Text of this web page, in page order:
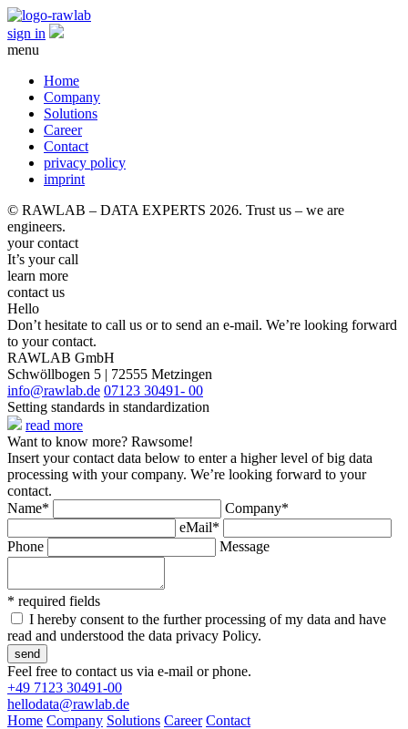
sign in
menu
Home
Company
Solutions
Career
Contact
privacy policy
imprint
© RAWLAB – DATA EXPERTS 2026. Trust us – we are
engineers.
your contact
It’s your call
learn more
contact us
Hello
Don’t hesitate to call us or to send an e-mail. We’re looking forward
to your contact.
RAWLAB GmbH
Schwöllbogen 5 | 72555 Metzingen
info@rawlab.de 07123 30491- 00
Setting standards in standardization
read more
Want to know more? Rawsome!
Insert your contact data below to enter a higher level of big data
processing with your company. We’re looking forward to your
contact.
Name*
Company*
eMail*
Phone
Message
* required fields
I hereby consent to the further processing of my data and have
read and understood the data privacy Policy.
Feel free to contact us via e-mail or phone.
+49 7123 30491-00
hellodata@rawlab.de
Home Company Solutions Career Contact